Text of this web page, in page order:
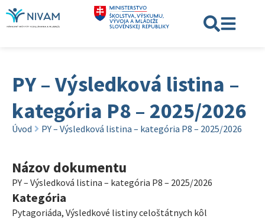
PY – Výsledková listina –
kategória P8 – 2025/2026
Úvod PY – Výsledková listina – kategória P8 – 2025/2026
Názov dokumentu
PY – Výsledková listina – kategória P8 – 2025/2026
Kategória
Pytagoriáda, Výsledkové listiny celoštátnych kôl